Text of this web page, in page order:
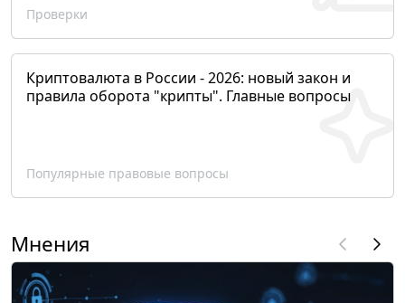
Проверки
Криптовалюта в России - 2026: новый закон и
правила оборота "крипты". Главные вопросы
Популярные правовые вопросы
Мнения